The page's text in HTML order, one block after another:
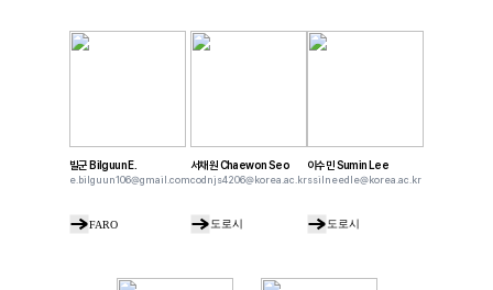
빌군 Bilguun E.
e.bilguun106@gmail.com
FARO
서채원Chaewon Seo
codnjs4206@korea.ac.kr
도로시
이수민Sumin Lee
ssilneedle@korea.ac.kr
도로시